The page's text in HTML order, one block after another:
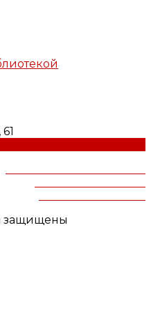
защищены